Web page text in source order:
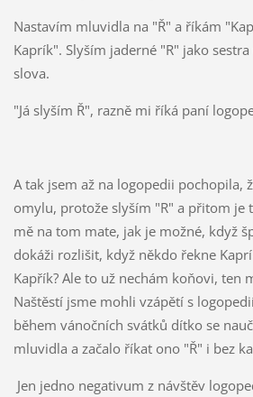
Nastavím mluvidla na "Ř" a říkám
Kaprík". Slyším jaderné "R" jako
slova.
"Já slyším Ř", razně mi říká paní
A tak jsem až na logopedii pochopila,
omylu, protože slyším "R" a přitom je
mě na tom mate, jak je možné, když
dokáži rozlišit, když někdo řekne
Kapřík? Ale to už nechám koňovi, ten
Naštěstí jsme mohli vzápětí s
během vánočních svátků dítko se
mluvidla a začalo říkat ono "Ř" i bez
Jen jedno negativum z návštěv